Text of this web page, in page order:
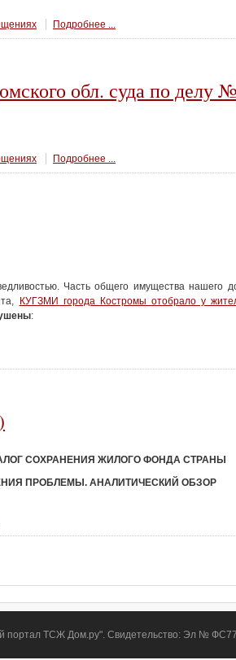
Подробнее ...
обл. суда по делу №
Подробнее ...
Часть общего имущества нашего
КУГЗМИ города Костромы отобрало у
:
СОХРАНЕНИЯ ЖИЛОГО ФОНДА СТРАНЫ
ПРОБЛЕМЫ. АНАЛИТИЧЕСКИЙ ОБЗОР
портал ТСЖ Дом.ру". Свидетельство: Эл №